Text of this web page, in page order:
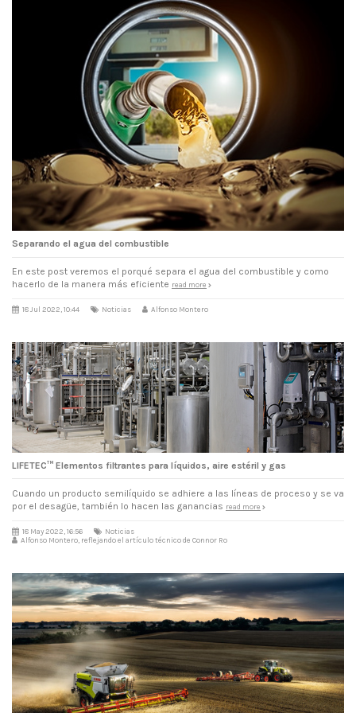
Separando el agua del combustible
En este post veremos el porqué separa el agua del combustible y como
hacerlo de la manera más eficiente read more
18 Jul 2022, 10:44 Noticias Alfonso Montero
LIFETEC™ Elementos filtrantes para líquidos, aire estéril y gas
Cuando un producto semilíquido se adhiere a las líneas de proceso y se va
por el desagüe, también lo hacen las ganancias read more
18 May 2022, 16:56
Noticias
Alfonso Montero, reflejando el artículo técnico de Connor Ro